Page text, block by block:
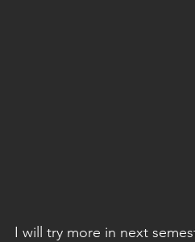
I will try more in next